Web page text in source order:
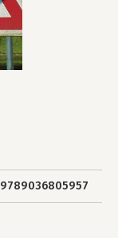
9789036805957